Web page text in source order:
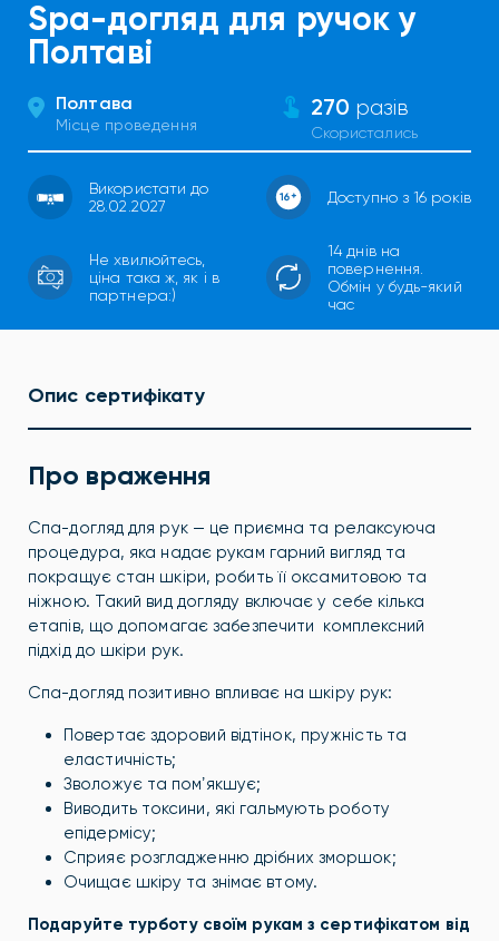
Spa-догляд для ручок у
Полтаві
Полтава
Місце проведення
270 разів
Скористались
Використати до
28.02.2027
Доступно з 16 років
Не хвилюйтесь,
ціна така ж, як і в
партнера:)
14 днів на
повернення.
Обмін у будь-який
час
Опис сертифікату
Про враження
Спа-догляд для рук — це приємна та релаксуюча
процедура, яка надає рукам гарний вигляд та
покращує стан шкіри, робить її оксамитовою та
ніжною. Такий вид догляду включає у себе кілька
етапів, що допомагає забезпечити комплексний
підхід до шкіри рук.
Спа-догляд позитивно впливає на шкіру рук:
Повертає здоровий відтінок, пружність та
еластичність;
Зволожує та помʼякшує;
Виводить токсини, які гальмують роботу
епідермісу;
Сприяє розгладженню дрібних зморшок;
Очищає шкіру та знімає втому.
Подаруйте турботу своїм рукам з сертифікатом від